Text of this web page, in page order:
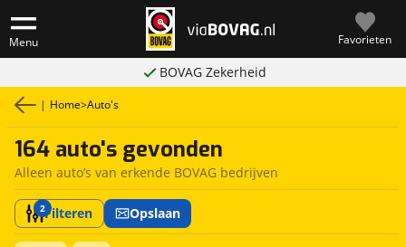
Menu Favorieten
BOVAG Zekerheid
| Home>Auto's
164 auto's gevonden
Alleen auto’s van erkende BOVAG bedrijven
2Filteren Opslaan